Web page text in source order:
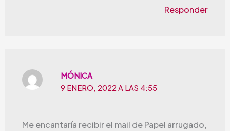
Responder
MÓNICA
9 ENERO, 2022 A LAS 4:55
Me encantaría recibir el mail de Papel arrugado,